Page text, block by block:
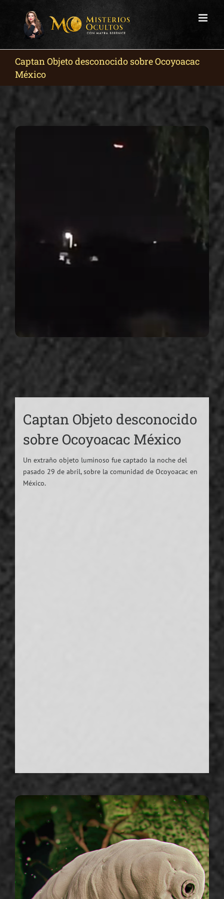
Captan Objeto desconocido sobre Ocoyoacac
México
Captan Objeto desconocido
sobre Ocoyoacac México
Un extraño objeto luminoso fue captado la noche del
pasado 29 de abril, sobre la comunidad de Ocoyoacac en
México.